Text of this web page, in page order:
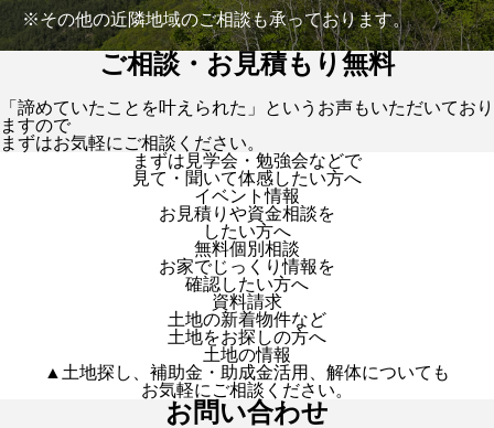
※その他の近隣地域のご相談も承っております。
ご相談・お見積もり無料
「諦めていたことを叶えられた」というお声もいただいており
ますので
まずはお気軽にご相談ください。
まずは見学会・勉強会などで
見て・聞いて体感したい方へ
イベント情報
お見積りや資金相談を
したい方へ
無料個別相談
お家でじっくり情報を
確認したい方へ
資料請求
土地の新着物件など
土地をお探しの方へ
土地の情報
▲土地探し、補助金・助成金活用、解体についても
お気軽にご相談ください。
お問い合わせ